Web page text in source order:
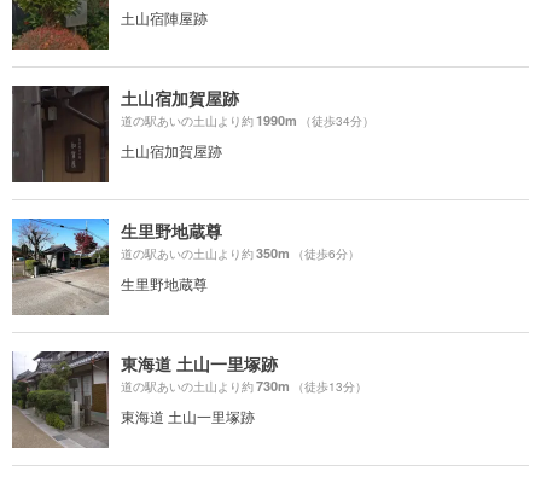
土山宿陣屋跡
土山宿加賀屋跡
道の駅あいの土山より約1990m （徒歩34分）
土山宿加賀屋跡
生里野地蔵尊
道の駅あいの土山より約350m （徒歩6分）
生里野地蔵尊
東海道 土山一里塚跡
道の駅あいの土山より約730m （徒歩13分）
東海道 土山一里塚跡